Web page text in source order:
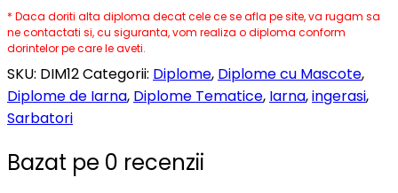
* Daca doriti alta diploma decat cele ce se afla pe site, va rugam sa
ne contactati si, cu siguranta, vom realiza o diploma conform
dorintelor pe care le aveti.
SKU: DIM12Categorii: Diplome, Diplome cu Mascote,
Diplome de Iarna, Diplome Tematice, Iarna,ingerasi,
Sarbatori
Bazat pe 0 recenzii